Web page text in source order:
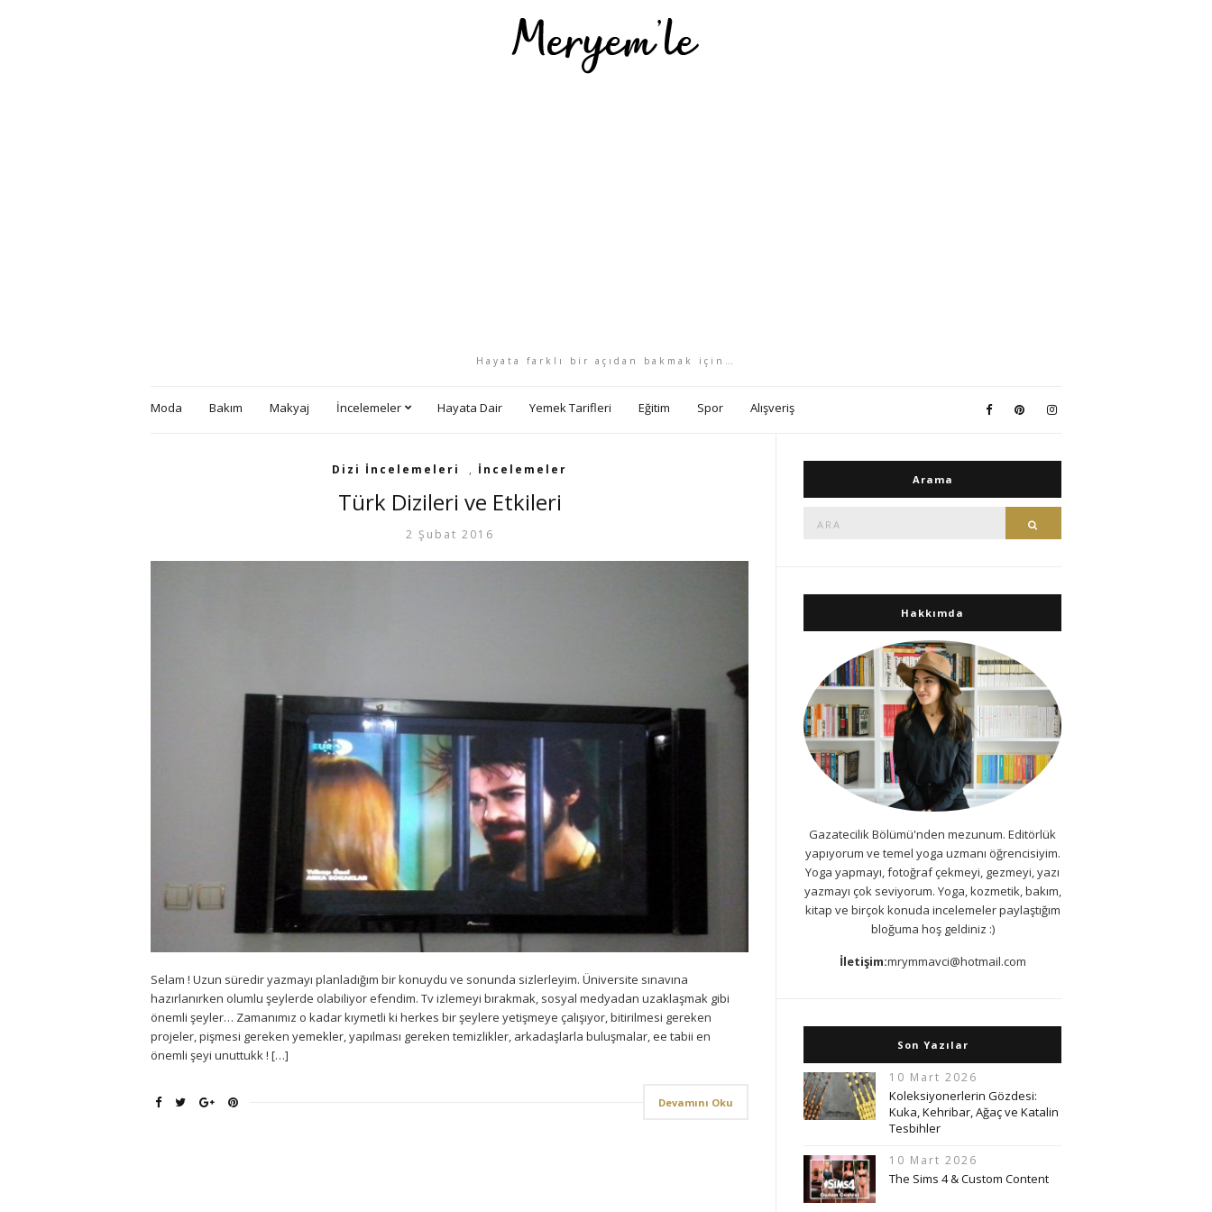
Hayata farklı bir açıdan bakmak için…
Moda Bakım Makyaj İncelemeler Hayata Dair Yemek Tarifleri Eğitim Spor Alışveriş
Dizi İncelemeleri , İncelemeler
Türk Dizileri ve Etkileri
2 Şubat 2016
Selam ! Uzun süredir yazmayı planladığım bir konuydu ve sonunda sizlerleyim. Üniversite sınavına
hazırlanırken olumlu şeylerde olabiliyor efendim. Tv izlemeyi bırakmak, sosyal medyadan uzaklaşmak gibi
önemli şeyler… Zamanımız o kadar kıymetli ki herkes bir şeylere yetişmeye çalışıyor, bitirilmesi gereken
projeler, pişmesi gereken yemekler, yapılması gereken temizlikler, arkadaşlarla buluşmalar, ee tabii en
önemli şeyi unuttukk ! […]
Devamını Oku
Arama
Hakkımda
Gazatecilik Bölümü'nden mezunum. Editörlük
yapıyorum ve temel yoga uzmanı öğrencisiyim.
Yoga yapmayı, fotoğraf çekmeyi, gezmeyi, yazı
yazmayı çok seviyorum. Yoga, kozmetik, bakım,
kitap ve birçok konuda incelemeler paylaştığım
bloğuma hoş geldiniz :)
İletişim:mrymmavci@hotmail.com
Son Yazılar
10 Mart 2026
Koleksiyonerlerin Gözdesi:
Kuka, Kehribar, Ağaç ve Katalin
Tesbihler
10 Mart 2026
The Sims 4 & Custom Content